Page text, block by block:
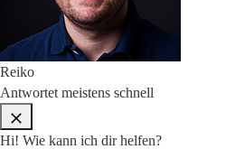
Reiko
Antwortet meistens schnell
Hi! Wie kann ich dir helfen?